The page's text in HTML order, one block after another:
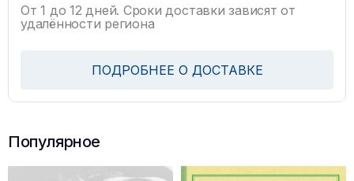
От 1 до 12 дней. Сроки доставки зависят от
удалённости региона
ПОДРОБНЕЕ О ДОСТАВКЕ
Популярное